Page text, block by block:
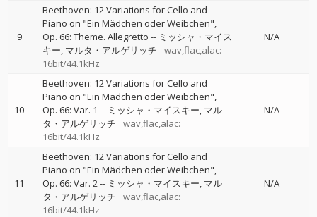
9
Beethoven: 12 Variations for Cello and
Piano on "Ein Mädchen oder Weibchen",
Op. 66: Theme. Allegretto -- ミッシャ・マイス
キー マルタ・アルゲリッチ
wav,flac,alac:
16bit/44.1kHz
N/A
10
Beethoven: 12 Variations for Cello and
Piano on "Ein Mädchen oder Weibchen",
Op. 66: Var. 1 -- ミッシャ・マイスキー マル
タ・アルゲリッチ
wav,flac,alac:
16bit/44.1kHz
N/A
11
Beethoven: 12 Variations for Cello and
Piano on "Ein Mädchen oder Weibchen",
Op. 66: Var. 2-- ミッシャ・マイスキー マル
タ・アルゲリッチ
wav,flac,alac:
16bit/44.1kHz
N/A